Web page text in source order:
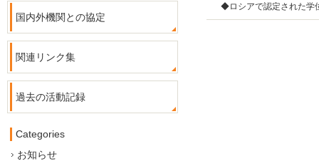
◆ロシアで認定された学
国内外機関との協定
関連リンク集
過去の活動記録
Categories
お知らせ